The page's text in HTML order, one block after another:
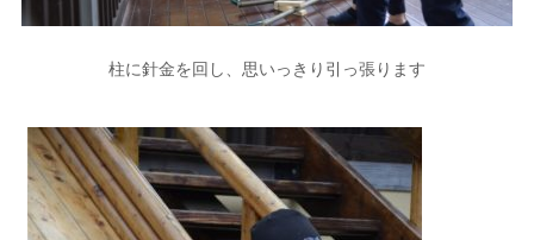
柱に針金を回し、思いっきり引っ張ります